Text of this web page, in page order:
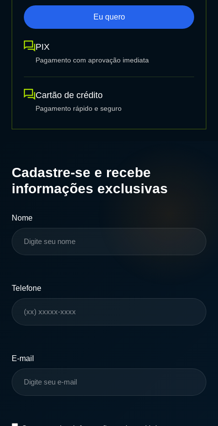
Eu quero
PIX
Pagamento com aprovação imediata
Cartão de crédito
Pagamento rápido e seguro
Cadastre-se e recebe
informações exclusivas
Nome
Telefone
E-mail